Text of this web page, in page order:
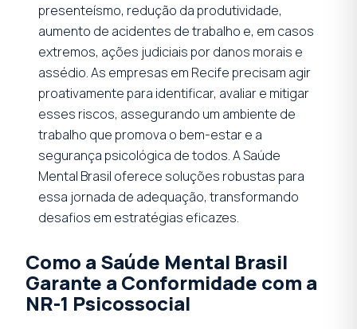
presenteísmo, redução da produtividade,
aumento de acidentes de trabalho e, em casos
extremos, ações judiciais por danos morais e
assédio. As empresas em Recife precisam agir
proativamente para identificar, avaliar e mitigar
esses riscos, assegurando um ambiente de
trabalho que promova o bem-estar e a
segurança psicológica de todos. A Saúde
Mental Brasil oferece soluções robustas para
essa jornada de adequação, transformando
desafios em estratégias eficazes.
Como a Saúde Mental Brasil
Garante a Conformidade com a
NR-1 Psicossocial